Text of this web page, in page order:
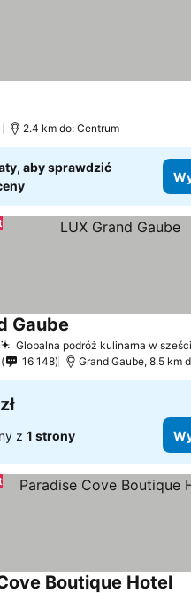
2.4 km do: Centrum
aby sprawdzić
Globalna podróż kulinarna w
Gaube
16 148 Grand Gaube, 8.5 km
z 1 strony
Boutique Hotel